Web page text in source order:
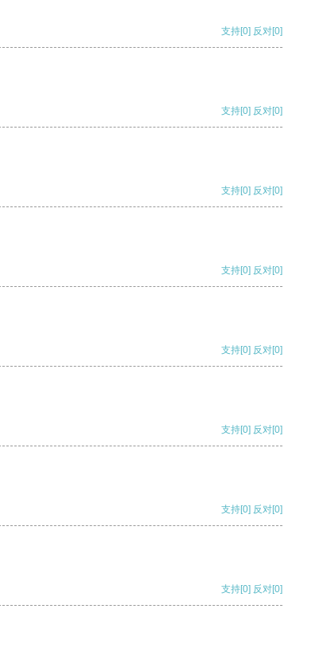
支持[0] 反对[0]
支持[0] 反对[0]
支持[0] 反对[0]
支持[0] 反对[0]
支持[0] 反对[0]
支持[0] 反对[0]
支持[0] 反对[0]
支持[0] 反对[0]